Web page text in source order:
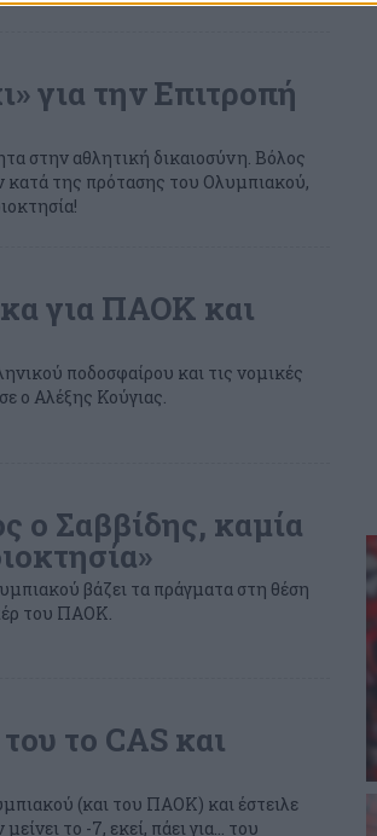
για την Επιτροπή
στην αθλητική δικαιοσύνη. Βόλος
της πρότασης του Ολυμπιακού,
για ΠΑΟΚ και
ποδοσφαίρου και τις νομικές
ο Αλέξης Κούγιας.
ο Σαββίδης, καμία
βάζει τα πράγματα στη θέση
του ΠΑΟΚ.
το CAS και
(και του ΠΑΟΚ) και έστειλε
το -7, εκεί, πάει για… του